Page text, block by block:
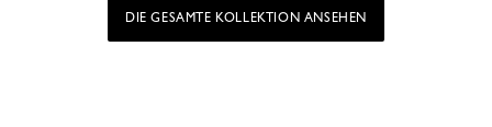
DIE GESAMTE KOLLEKTION ANSEHEN